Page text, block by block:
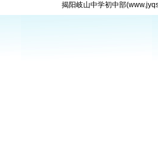
揭阳岐山中学初中部(